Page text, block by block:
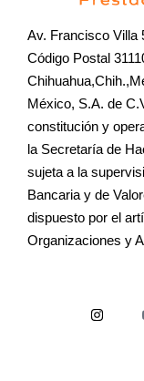
Av. Francisco Villa
Código Postal
México, S.A. de
constitución y
la Secretaría de
sujeta a la
Bancaria y de
dispuesto por el
Organizaciones y